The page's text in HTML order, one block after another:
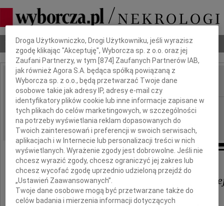
Nekrologi Odeszli Poradnik pogrzebowy
IMIĘ I NAZWISKO:
REGION: Wrocław
DATA EMISJI: 09.07.2026
Pani Małgorzacie
oraz Rodzinie
Dbamy o Twoją prywatność
Droga Użytkowniczko, Drogi Użytkowniku, jeśli wyrazisz
zgodę klikając "Akceptuję", Wyborcza sp. z o.o. oraz jej
Zaufani Partnerzy, w tym [874 ] Zaufanych Partnerów IAB,
jak również Agora S.A. będąca spółką powiązaną z
Wyborcza sp. z o.o., będą przetwarzać Twoje dane
osobowe takie jak adresy IP, adresy e-mail czy
identyfikatory plików cookie lub inne informacje zapisane w
tych plikach do celów marketingowych, w szczególności
na potrzeby wyświetlania reklam dopasowanych do
Twoich zainteresowań i preferencji w swoich serwisach,
aplikacjach i w Internecie lub personalizacji treści w nich
wyświetlanych. Wyrażenie zgody jest dobrowolne. Jeśli nie
chcesz wyrazić zgody, chcesz ograniczyć jej zakres lub
chcesz wycofać zgodę uprzednio udzieloną przejdź do
„Ustawień Zaawansowanych”.
Twoje dane osobowe mogą być przetwarzane także do
celów badania i mierzenia informacji dotyczących